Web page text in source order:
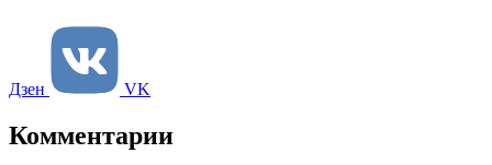
Дзен VK
Комментарии